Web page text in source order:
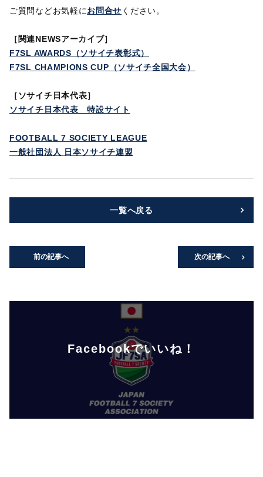
ご質問などお気軽にお問合せ ください。
［ 関連NEWSアーカイブ］
F7SL AWARDS（ソサイチ表彰式）
F7SL CHAMPIONS CUP（ソサイチ全国大会）
［ソサイチ日本代表］
ソサイチ日本代表 特設サイト
FOOTBALL 7 SOCIETY LEAGUE
一般社団法人 日本ソサイチ連盟
一覧へ戻る
前の記事へ 次の記事へ
Facebookでいいね！